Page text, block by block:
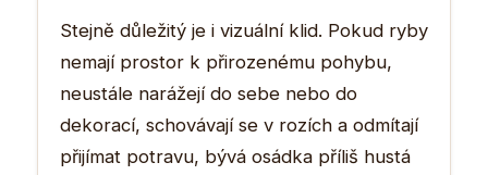
Stejně důležitý je i vizuální klid. Pokud ryby
nemají prostor k přirozenému pohybu,
neustále narážejí do sebe nebo do
dekorací, schovávají se v rozích a odmítají
přijímat potravu, bývá osádka příliš hustá